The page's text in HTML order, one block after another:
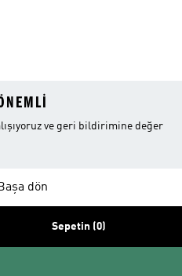
ve geri bildirimine değer
dön
Sepetin (0)